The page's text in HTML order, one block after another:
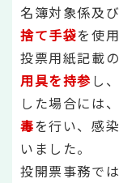
名簿対象係及
捨て手袋を使
投票用紙記載
用具を持参し
した場合には、
毒を行い、感
いました。
投開票事務で